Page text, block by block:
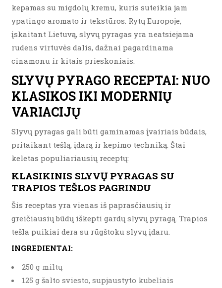
kepamas su migdolų kremu, kuris suteikia jam
ypatingo aromato ir tekstūros. Rytų Europoje,
įskaitant Lietuvą, slyvų pyragas yra neatsiejama
rudens virtuvės dalis, dažnai pagardinama
cinamonu ir kitais prieskoniais.
SLYVŲ PYRAGO RECEPTAI: NUO
KLASIKOS IKI MODERNIŲ
VARIACIJŲ
Slyvų pyragas gali būti gaminamas įvairiais būdais,
pritaikant tešlą, įdarą ir kepimo techniką. Štai
keletas populiariausių receptų:
KLASIKINIS SLYVŲ PYRAGAS SU
TRAPIOS TEŠLOS PAGRINDU
Šis receptas yra vienas iš paprasčiausių ir
greičiausių būdų iškepti gardų slyvų pyragą. Trapios
tešla puikiai dera su rūgštoku slyvų įdaru.
INGREDIENTAI:
250 g miltų
125 g šalto sviesto, supjaustyto kubeliais